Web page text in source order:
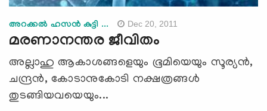
അറക്കല്‍ ഹസന്‍ കുട്ടി ... Dec 20, 2011
മരണാനന്തര ജീവിതം
അല്ലാഹു ആകാശങ്ങളെയും ഭൂമിയെയും സൂര്യന്‍,
ചന്ദ്രന്‍, കോടാനുകോടി നക്ഷത്രങ്ങള്‍
തുടങ്ങിയവയെയും...